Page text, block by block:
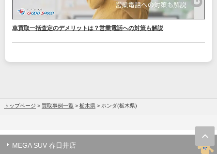
車買取一括査定のデメリットは？営業電話への対策も解説
トップページ > 買取事例一覧 > 栃木県 > ホンダ(栃木県)
MEGA SUV 春日井店